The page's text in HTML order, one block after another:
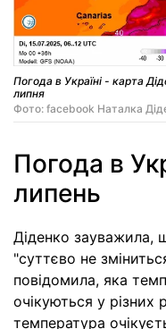
Погода в Україні - карта
липня
Фото: facebook Наталка
Погода в
липень
Діденко зауважила,
"суттєво не
повідомила, яка
очікуються у різних
температура